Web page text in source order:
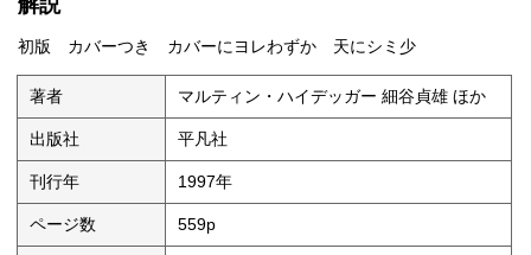
初版 カバーつき カバーにヨレわずか 天にシミ少
著者 マルティン・ハイデッガー 細谷貞雄 ほか
出版社 平凡社
刊行年 1997年
ページ数 559p